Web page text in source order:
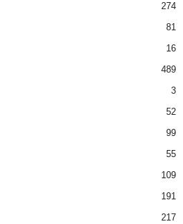
274
81
16
489
3
52
99
55
109
191
217